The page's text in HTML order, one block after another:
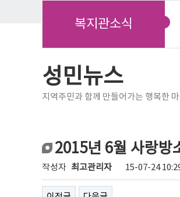
복지관소식
성민뉴스
지역주민과 함께 만들어가는 행복한
2015년 6월 사랑방
작성자 최고관리자 15-07-24